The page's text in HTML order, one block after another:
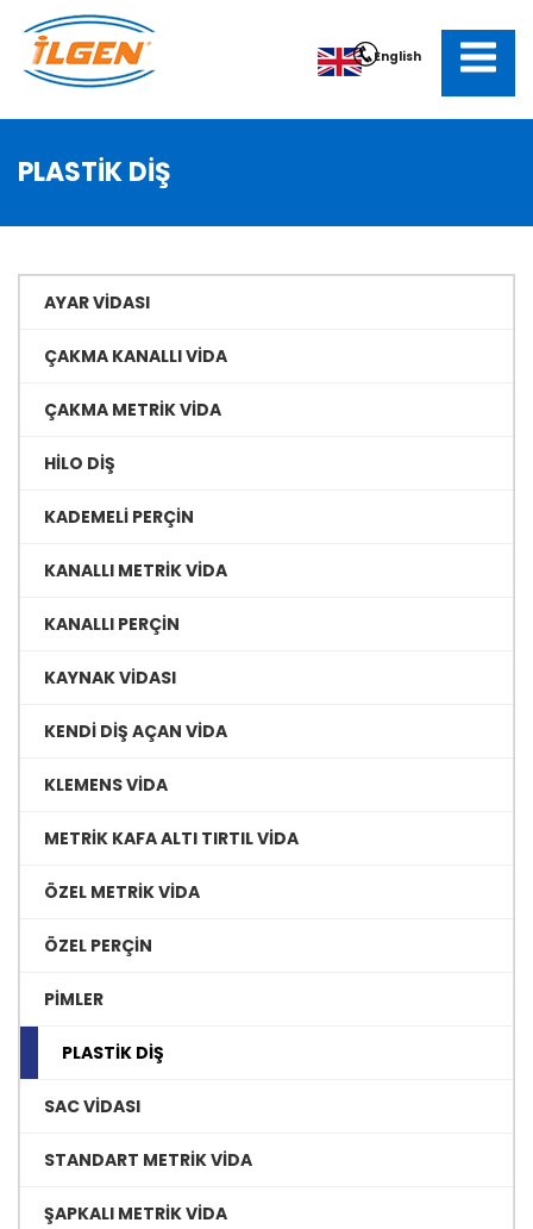
English
PLASTİK DİŞ
AYAR VİDASI
ÇAKMA KANALLI VİDA
ÇAKMA METRİK VİDA
HİLO DİŞ
KADEMELİ PERÇİN
KANALLI METRİK VİDA
KANALLI PERÇİN
KAYNAK VİDASI
KENDİ DİŞ AÇAN VİDA
KLEMENS VİDA
METRİK KAFA ALTI TIRTIL VİDA
ÖZEL METRİK VİDA
ÖZEL PERÇİN
PİMLER
PLASTİK DİŞ
SAC VİDASI
STANDART METRİK VİDA
ŞAPKALI METRİK VİDA